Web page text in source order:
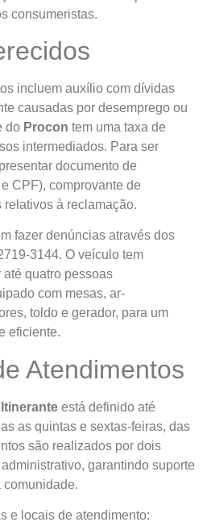
consumeristas.
incluem auxílio com dívidas
causadas por desemprego ou
do Procon tem uma taxa de
intermediados. Para ser
documento de
CPF), comprovante de
à reclamação.
fazer denúncias através dos
3144. O veículo tem
quatro pessoas
com mesas, ar-
toldo e gerador, para um
eficiente.
Atendimentos
está definido até
as quintas e sextas-feiras, das
são realizados por dois
garantindo suporte
e locais de atendimento: